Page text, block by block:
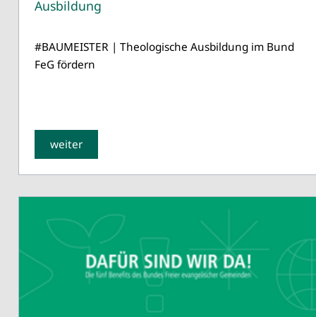
Ausbildung
#BAUMEISTER | Theologische Ausbildung im Bund
FeG fördern
weiter